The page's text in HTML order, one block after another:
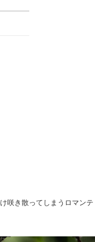
咲き散ってしまうロマンテ